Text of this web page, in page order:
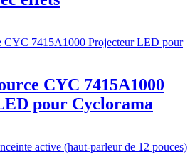
CYC 7415A1000
pour Cyclorama